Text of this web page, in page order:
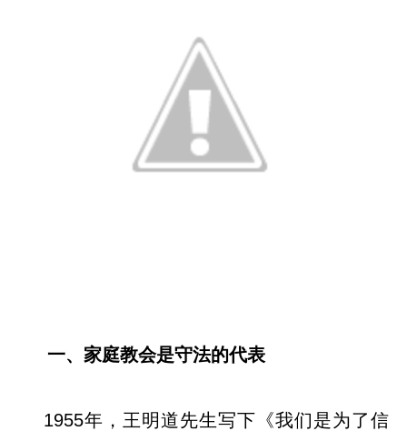
一、 家庭教会是守法的代表
1955年，王明道先生写下《我们是为了信